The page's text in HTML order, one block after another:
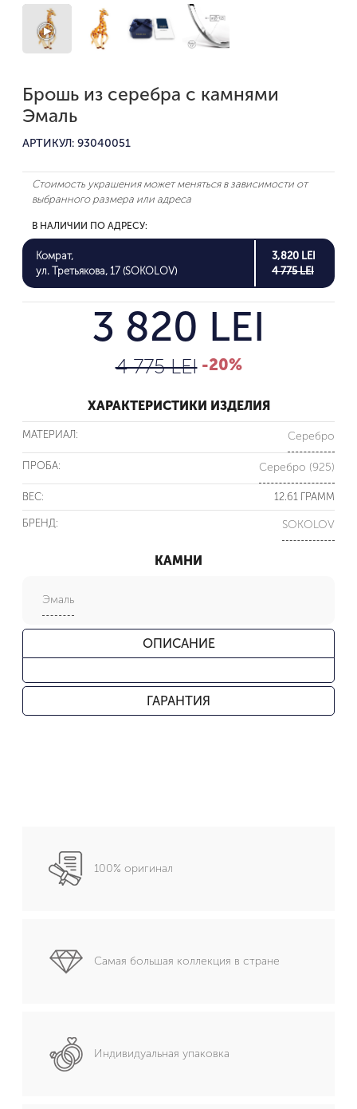
Брошь из серебра с камнями
Эмаль
АРТИКУЛ: 93040051
Стоимость украшения может меняться в зависимости от
выбранного размера или адреса
В НАЛИЧИИ ПО АДРЕСУ:
Комрат,
ул. Третьякова, 17 (SOKOLOV)
3,820 LEI
4 775 LEI
3 820 LEI
4 775 LEI -20%
ХАРАКТЕРИСТИКИ ИЗДЕЛИЯ
МАТЕРИАЛ: Серебро
ПРОБА: Серебро (925)
ВЕС: 12.61 ГРАММ
БРЕНД: SOKOLOV
КАМНИ
Эмаль
ОПИСАНИЕ
ГАРАНТИЯ
100% оригинал
Самая большая коллекция в стране
Индивидуальная упаковка